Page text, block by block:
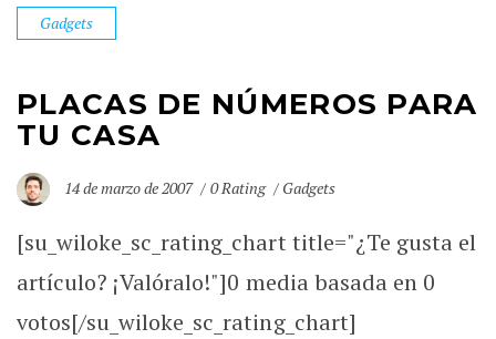
Gadgets
PLACAS DE NÚMEROS PARA
TU CASA
14 de marzo de 2007 0 Rating Gadgets
[su_wiloke_sc_rating_chart title="¿Te gusta el
artículo? ¡Valóralo!"]0 media basada en 0
votos[/su_wiloke_sc_rating_chart]